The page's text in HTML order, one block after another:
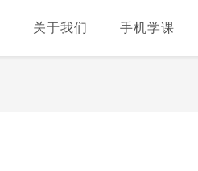
关于我们 手机学课